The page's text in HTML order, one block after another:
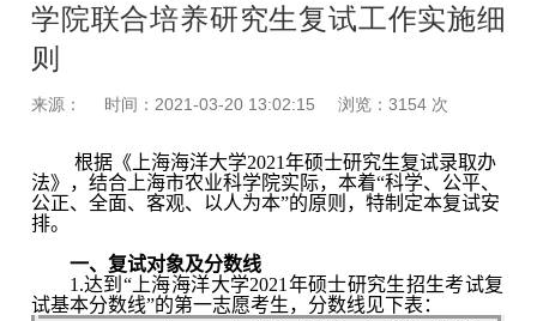
学院联合培养研究生复试工作实施细
则
来源： 时间：2021-03-20 13:02:15 浏览：3154 次
根据《上海海洋大学2021年硕士研究生复试录取办
法》，结合上海市农业科学院实际，本着“科学、公平、
公正、全面、客观、以人为本”的原则，特制定本复试安
排。
一、复试对象及分数线
1.达到“上海海洋大学2021年硕士研究生招生考试复
试基本分数线”的第一志愿考生，分数线见下表：